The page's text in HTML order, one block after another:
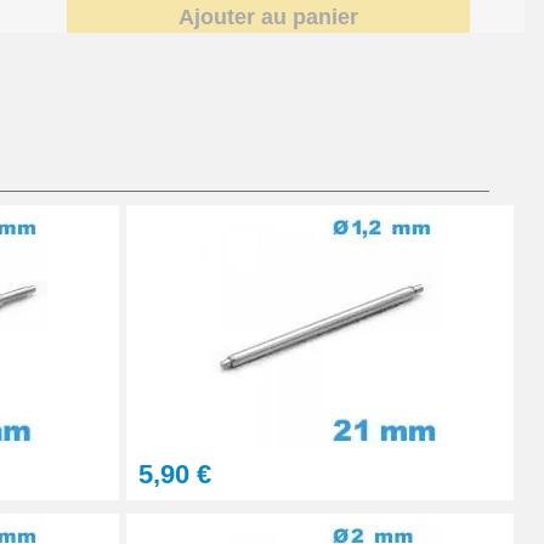
Ajouter au panier
5,90 €